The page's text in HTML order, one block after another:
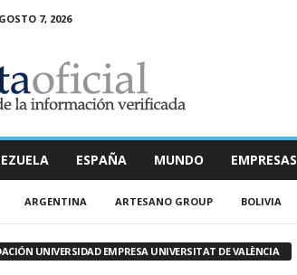
7, 2026
ESPAÑA MUNDO EMPRESAS
ARGENTINA ARTESANO GROUP BOLIVIA
UNIVERSIDAD EMPRESA UNIVERSITAT DE VALÈNCIA